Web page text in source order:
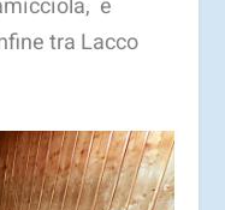
tra Lacco